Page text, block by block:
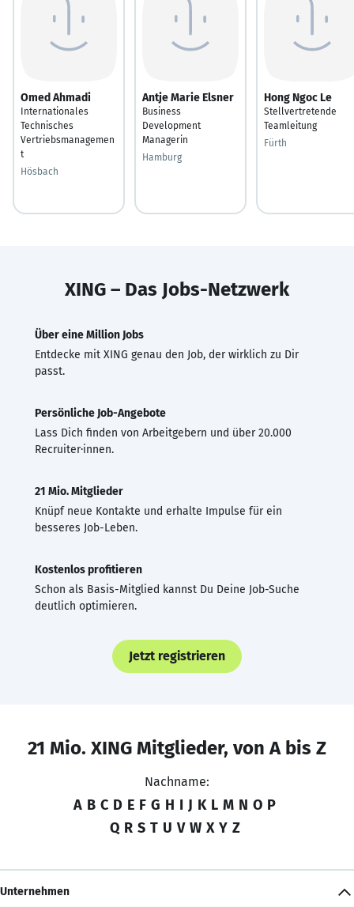
Omed Ahmadi
Internationales
Technisches
Vertriebsmanagemen
t
Hösbach
Antje Marie Elsner
Business
Development
Managerin
Hamburg
Hong Ngoc Le
Stellvertretende
Teamleitung
Fürth
XING – Das Jobs-Netzwerk
Über eine Million Jobs
Entdecke mit XING genau den Job, der wirklich zu Dir
passt.
Persönliche Job-Angebote
Lass Dich finden von Arbeitgebern und über 20.000
Recruiter·innen.
21 Mio. Mitglieder
Knüpf neue Kontakte und erhalte Impulse für ein
besseres Job-Leben.
Kostenlos profitieren
Schon als Basis-Mitglied kannst Du Deine Job-Suche
deutlich optimieren.
Jetzt registrieren
21 Mio. XING Mitglieder, von A bis Z
Nachname:
A B C D E F G H I J K L M N O P
Q R S T U V W X Y Z
Unternehmen